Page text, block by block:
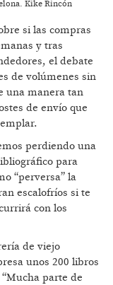
Kike Rincón
si las compras
y tras
el debate
de volúmenes sin
una manera tan
de envío que
perdiendo una
para
“perversa” la
escalofríos si te
con los
de viejo
unos 200 libros
parte de